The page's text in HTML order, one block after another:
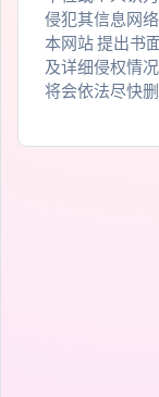
侵犯其信息网
本网站 提出书
及详细侵权情
将会依法尽快